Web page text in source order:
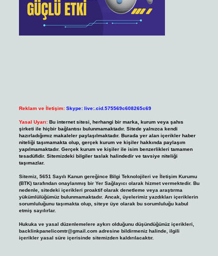
Reklam ve İletişim: Skype: live:.cid.575569c608265c69
Yasal Uyarı: Bu internet sitesi, herhangi bir marka, kurum veya şahıs
şirketi ile hiçbir bağlantısı bulunmamaktadır. Sitede yalnızca kendi
hazırladığımız makaleler paylaşılmaktadır. Burada yer alan içerikler haber
niteliği taşımamakta olup, gerçek kurum ve kişiler hakkında paylaşım
yapılmamaktadır. Gerçek kurum ve kişiler ile isim benzerlikleri tamamen
tesadüfidir. Sitemizdeki bilgiler taslak halindedir ve tavsiye niteliği
taşımazlar.
Sitemiz, 5651 Sayılı Kanun gereğince Bilgi Teknolojileri ve İletişim Kurumu
(BTK) tarafından onaylanmış bir Yer Sağlayıcı olarak hizmet vermektedir. Bu
nedenle, sitedeki içerikleri proaktif olarak denetleme veya araştırma
yükümlülüğümüz bulunmamaktadır. Ancak, üyelerimiz yazdıkları içeriklerin
sorumluluğunu taşımakta olup, siteye üye olarak bu sorumluluğu kabul
etmiş sayılırlar.
Hukuka ve yasal düzenlemelere aykırı olduğunu düşündüğünüz içerikleri,
backlinkpanelicomtr@gmail.comadresine bildirmeniz halinde, ilgili
içerikler yasal süre içerisinde sitemizden kaldırılacaktır.